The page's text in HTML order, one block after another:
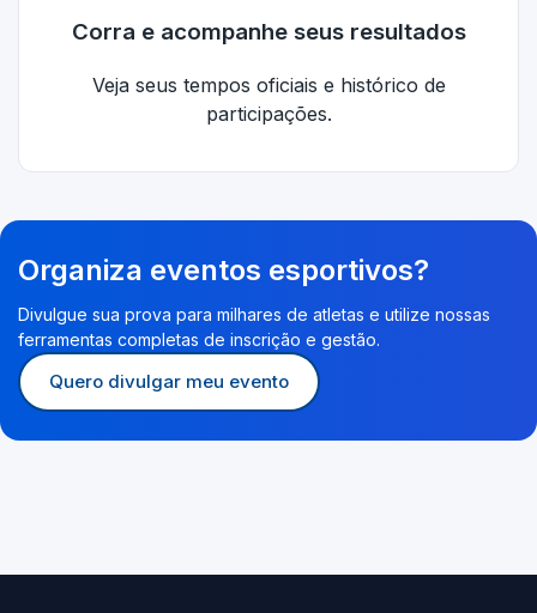
Corra e acompanhe seus resultados
Veja seus tempos oficiais e histórico de
participações.
Organiza eventos esportivos?
Divulgue sua prova para milhares de atletas e utilize nossas
ferramentas completas de inscrição e gestão.
Quero divulgar meu evento